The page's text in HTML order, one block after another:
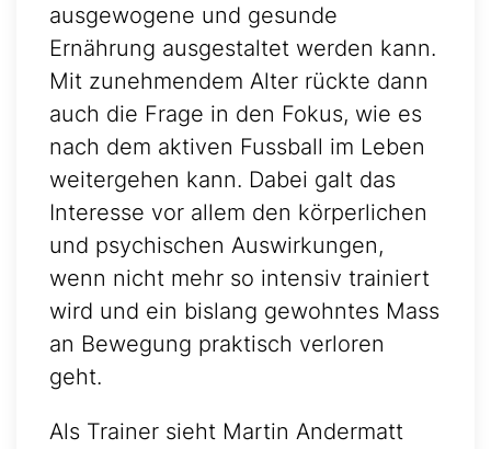
ausgewogene und gesunde
Ernährung ausgestaltet werden kann.
Mit zunehmendem Alter rückte dann
auch die Frage in den Fokus, wie es
nach dem aktiven Fussball im Leben
weitergehen kann. Dabei galt das
Interesse vor allem den körperlichen
und psychischen Auswirkungen,
wenn nicht mehr so intensiv trainiert
wird und ein bislang gewohntes Mass
an Bewegung praktisch verloren
geht.
Als Trainer sieht Martin Andermatt